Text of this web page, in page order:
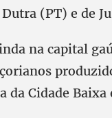
(PT) e de
na capital
da Cidade